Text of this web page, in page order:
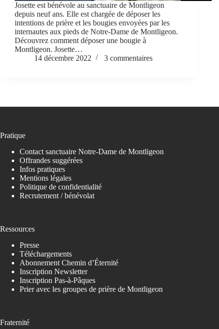
Josette est bénévole au sanctuaire de Montligeon
depuis neuf ans. Elle est chargée de déposer les
intentions de prière et les bougies envoyées par les
internautes aux pieds de Notre-Dame de Montligeon.
Découvrez comment déposer une bougie à
Montligeon. Josette…
14 décembre 2022
3 commentaires
Pratique
Contact sanctuaire Notre-Dame de Montligeon
Offrandes suggérées
Infos pratiques
Mentions légales
Politique de confidentialité
Recrutement / bénévolat
Ressources
Presse
Téléchargements
Abonnement Chemin d’Éternité
Inscription Newsletter
Inscription Pas-à-Pâques
Prier avec les groupes de prière de Montligeon
Fraternité